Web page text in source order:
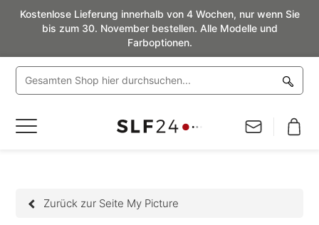
Kostenlose Lieferung innerhalb von 4 Wochen, nur wenn Sie
bis zum 30. November bestellen. Alle Modelle und
Farboptionen.
Navigation
Zurück zur Seite My Picture